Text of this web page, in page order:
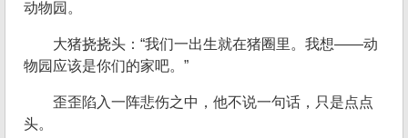
动物园。
大猪挠挠头：“我们一出生就在猪圈里。我想——动
物园应该是你们的家吧。”
歪歪陷入一阵悲伤之中，他不说一句话，只是点点
头。